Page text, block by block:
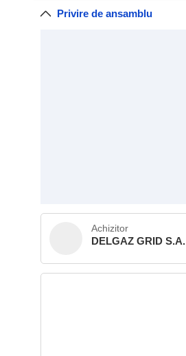
Privire de ansamblu
Achizitor
DELGAZ GRID S.A.